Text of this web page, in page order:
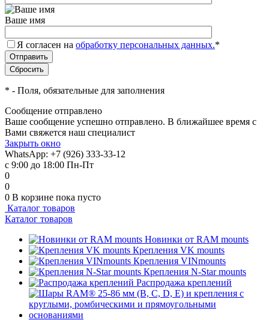
Ваше имя
Я согласен на обработку персональных данных.*
* - Поля, обязательные для заполнения
Сообщение отправлено
Ваше сообщение успешно отправлено. В ближайшее время с
Вами свяжется наш специалист
Закрыть окно
WhatsApp: +7 (926) 333-33-12
с 9:00 до 18:00 Пн-Пт
0
0
0 В корзине пока пусто
Каталог товаров
Каталог товаров
Новинки от RAM mounts
Крепления VK mounts
Крепления VINmounts
Крепления N-Star mounts
Распродажа креплений